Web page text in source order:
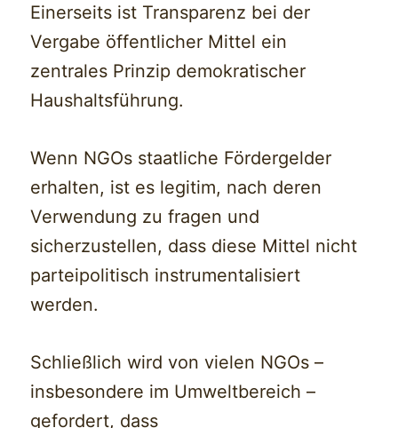
Einerseits ist Transparenz bei der
Vergabe öffentlicher Mittel ein
zentrales Prinzip demokratischer
Haushaltsführung.
Wenn NGOs staatliche Fördergelder
erhalten, ist es legitim, nach deren
Verwendung zu fragen und
sicherzustellen, dass diese Mittel nicht
parteipolitisch instrumentalisiert
werden.
Schließlich wird von vielen NGOs –
insbesondere im Umweltbereich –
gefordert, dass